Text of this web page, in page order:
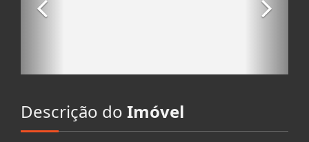
Descrição do Imóvel